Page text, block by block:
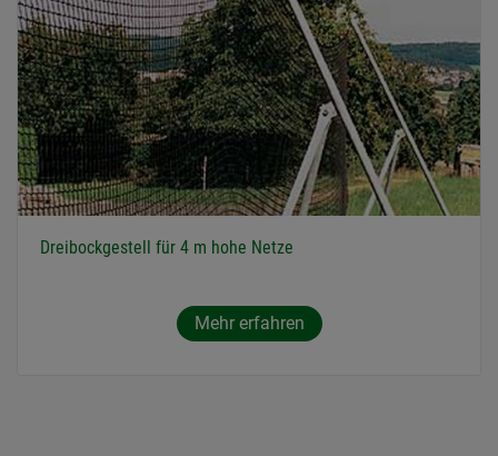
Dreibockgestell für 4 m hohe Netze
Mehr erfahren